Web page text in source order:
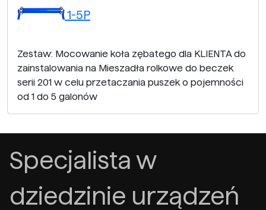
1-5P
Zestaw: Mocowanie koła zębatego dla KLIENTA do
zainstalowania na Mieszadła rolkowe do beczek
serii 201 w celu przetaczania puszek o pojemności
od 1 do 5 galonów
Specjalista w
dziedzinie urządzeń